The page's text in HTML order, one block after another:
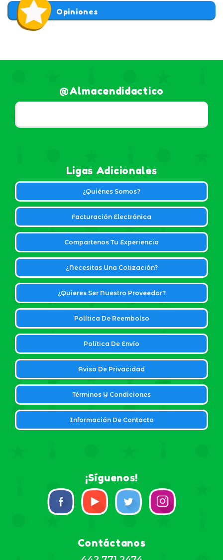
Opiniones
@almacendidactico
Ligas Adicionales
¿Quiénes Somos?
Facturación Electrónica
Compartenos Tu Experiencia
¿Necesitas Una Cotización?
¿Quieres Ser Nuestro Proveedor?
Política De Reembolso
Política De Envío
Aviso De Privacidad
Términos Y Condiciones
Información De Contacto
¡Síguenos!
Contáctanos